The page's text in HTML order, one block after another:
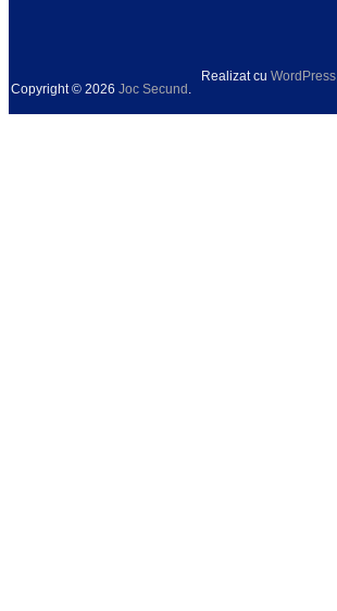
Copyright © 2026 Joc Secund
Realizat cu WordPress